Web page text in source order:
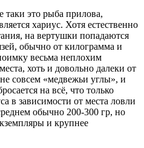
таки это рыба прилова,
хариус. Хотя естественно
на вертушки попадаются
обычно от килограмма и
весьма неплохим
хоть и довольно далеки от
совсем «медвежьи углы», и
на всё, что только
в зависимости от места ловли
обычно 200-300 гр, но
и крупнее